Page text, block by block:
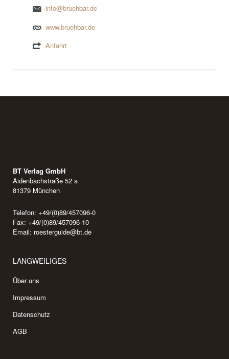
info@bruehbar.de
www.bruehbar.de
Anfahrt
BT Verlag GmbH
Aidenbachstraße 52 a
81379 München
Telefon: +49/(0)89/457096-0
Fax: +49/(0)89/457096-10
Email: roesterguide@bt.de
LANGWEILIGES
Über uns
Impressum
Datenschutz
AGB